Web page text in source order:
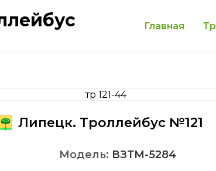
Главная
Липецк. Троллейбус №121
Модель: ВЗТМ-5284